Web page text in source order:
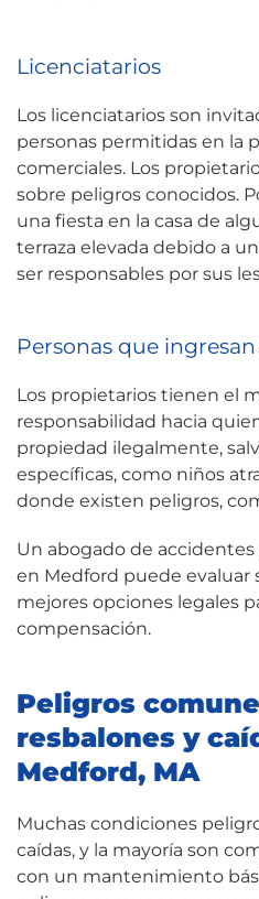
Licenciatarios
Los licenciatarios son
personas permitidas en la
comerciales. Los
sobre peligros conocidos.
una fiesta en la casa de
terraza elevada debido a
ser responsables por sus
Personas que
Los propietarios tienen el
responsabilidad hacia
propiedad ilegalmente,
específicas, como niños
donde existen peligros,
Un abogado de
en Medford puede evaluar
mejores opciones legales
compensación.
Peligros
resbalones y
Medford, MA
Muchas condiciones
caídas, y la mayoría son
con un mantenimiento